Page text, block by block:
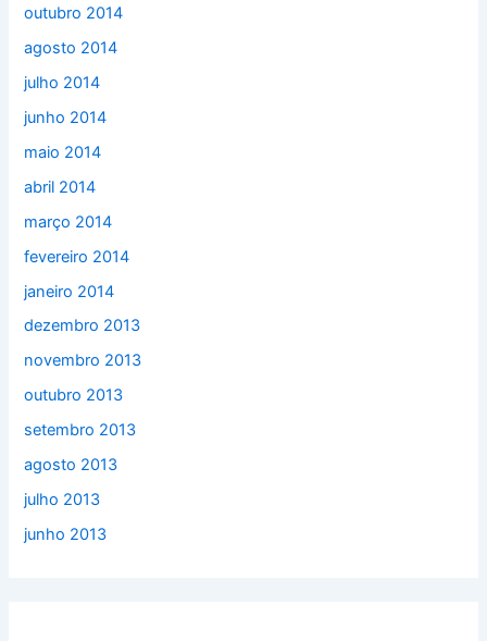
outubro 2014
agosto 2014
julho 2014
junho 2014
maio 2014
abril 2014
março 2014
fevereiro 2014
janeiro 2014
dezembro 2013
novembro 2013
outubro 2013
setembro 2013
agosto 2013
julho 2013
junho 2013